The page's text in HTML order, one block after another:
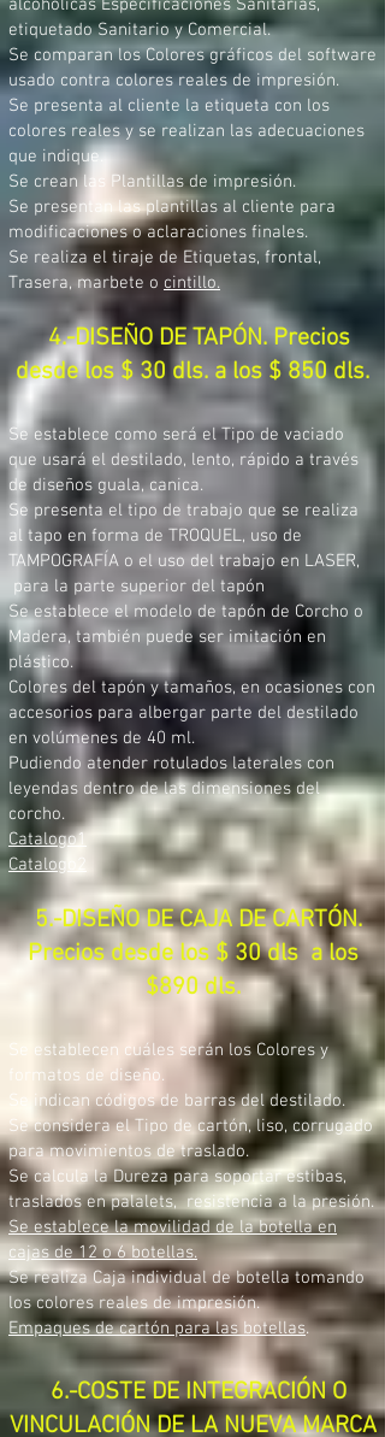
alcohólicas Especificaciones Sanitarias,
etiquetado Sanitario y Comercial.
Se comparan los Colores gráficos del software
usado contra colores reales de impresión.
Se presenta al cliente la etiqueta con los
colores reales y se realizan las adecuaciones
que indique.
Se crean las Plantillas de impresión.
Se presentan las plantillas al cliente para
modificaciones o aclaraciones finales.
Se realiza el tiraje de Etiquetas, frontal,
Trasera, marbete o cintillo.
4.-DISEÑO DE TAPÓN. Precios
desde los $ 30 dls. a los $ 850 dls.
Se establece como será el Tipo de vaciado
que usará el destilado, lento, rápido a través
de diseños guala, canica.
Se presenta el tipo de trabajo que se realiza
al tapo en forma de TROQUEL, uso de
TAMPOGRAFÍA o el uso del trabajo en LASER,
para la parte superior del tapón
Se establece el modelo de tapón de Corcho o
Madera, también puede ser imitación en
plástico.
Colores del tapón y tamaños, en ocasiones con
accesorios para albergar parte del destilado
en volúmenes de 40 ml.
Pudiendo atender rotulados laterales con
leyendas dentro de las dimensiones del
corcho.
Catalogo1
Catalogo2
5.-DISEÑO DE CAJA DE CARTÓN.
Precios desde los $ 30 dls a los
$890 dls.
Se establecen cuáles serán los Colores y
formatos de diseño.
Se indican códigos de barras del destilado.
Se considera el Tipo de cartón, liso, corrugado
para movimientos de traslado.
Se calcula la Dureza para soportar estibas,
traslados en palalets, resistencia a la presión.
Se establece la movilidad de la botella en
cajas de 12 o 6 botellas.
Se realiza Caja individual de botella tomando
los colores reales de impresión.
Empaques de cartón para las botellas.
6.-COSTE DE INTEGRACIÓN O
VINCULACIÓN DE LA NUEVA MARCA